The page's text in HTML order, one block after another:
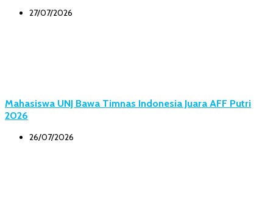
27/07/2026
Mahasiswa UNJ Bawa Timnas Indonesia Juara AFF Putri
2026
26/07/2026